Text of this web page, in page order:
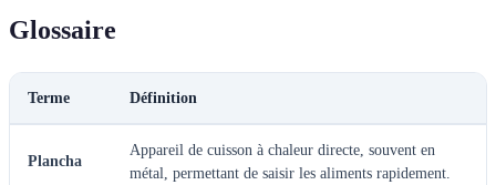
Glossaire
Terme Définition
Plancha
Appareil de cuisson à chaleur directe, souvent en
métal, permettant de saisir les aliments rapidement.